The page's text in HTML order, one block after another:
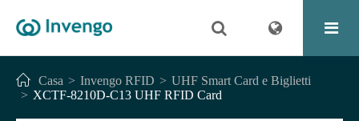
Casa Invengo RFID
UHF Smart Card e Biglietti
XCTF-8210D-C13 UHF RFID Card